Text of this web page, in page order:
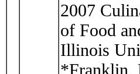
2007
of Food
Illinois
*Franklin,